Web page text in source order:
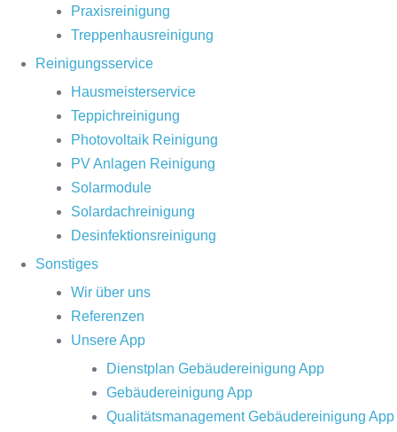
Praxisreinigung
Treppenhausreinigung
Reinigungsservice
Hausmeisterservice
Teppichreinigung
Photovoltaik Reinigung
PV Anlagen Reinigung
Solarmodule
Solardachreinigung
Desinfektionsreinigung
Sonstiges
Wir über uns
Referenzen
Unsere App
Dienstplan Gebäudereinigung App
Gebäudereinigung App
Qualitätsmanagement Gebäudereinigung App